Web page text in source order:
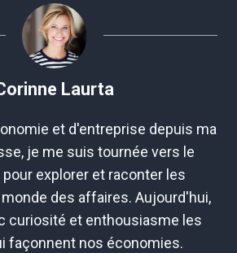
Laurta
et d'entreprise depuis ma
je me suis tournée vers le
explorer et raconter les
des affaires. Aujourd'hui,
curiosité et enthousiasme les
façonnent nos économies.